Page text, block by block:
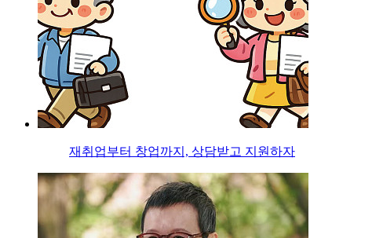
재취업부터 창업까지, 상담받고 지원하자